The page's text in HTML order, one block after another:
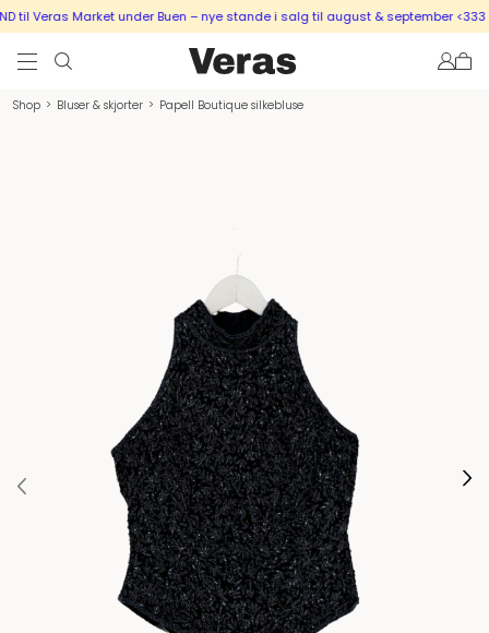
til Veras Market under Buen – nye stande i salg til august & september <333
Shop > Bluser & skjorter > Papell Boutique silkebluse